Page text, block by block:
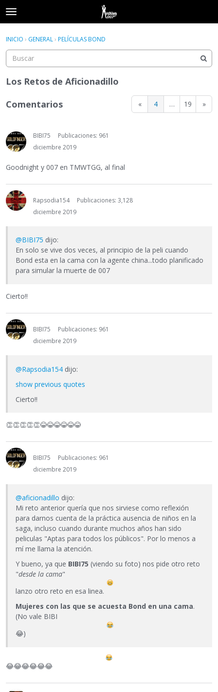
t
o
g
e
e
u
Acceder
Acceder Registrarse
INICIO › GENERAL› PELÍCULAS BOND
Los Retos de Aficionadillo
« 4 … 19 »
Comentarios
BIBI75
Publicaciones: 961
diciembre 2019
Goodnight y 007 en TMWTGG, al final
Rapsodia154
Publicaciones: 3,128
diciembre 2019
@BIBI75 dijo:
En solo se vive dos veces, al principio de la peli cuando
Bond esta en la cama con la agente china...todo planificado
para simular la muerte de 007
Cierto!!
BIBI75
Publicaciones: 961
diciembre 2019
@Rapsodia154 dijo:
show previous quotes
Cierto!!
👏👏👏👏👏😂😂😂😂😂😂
BIBI75
Publicaciones: 961
diciembre 2019
@aficionadillo dijo:
Mi reto anterior quería que nos sirviese como reflexión
para darnos cuenta de la práctica ausencia de niños en la
saga, incluso cuando durante muchos años han sido
peliculas "Aptas para todos los públicos". Por lo menos a
mí me llama la atención.
Y bueno, ya que BIBI75 (viendo su foto) nos pide otro reto
"desde la cama"
lanzo otro reto en esa linea.
Mujeres con las que se acuesta Bond en una cama.
(No vale BIBI
😂)
😂😂😂😂😂😂